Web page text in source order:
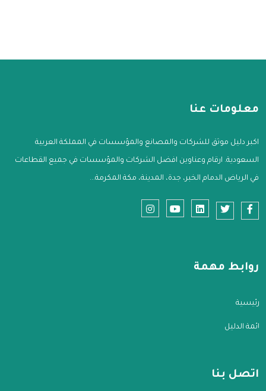
معلومات عنا
اكبر دليل موثق للشركات والمصانع والمؤسسات في المملكة العربية
السعودية. ارقام وعناوين افضل الشركات والمؤسسات في جميع القطاعات
في الرياض الدمام الخبر، جدة، المدينة، مكة المكرمة...
روابط مهمة
الرئيسية
قائمة الدليل
اتصل بنا